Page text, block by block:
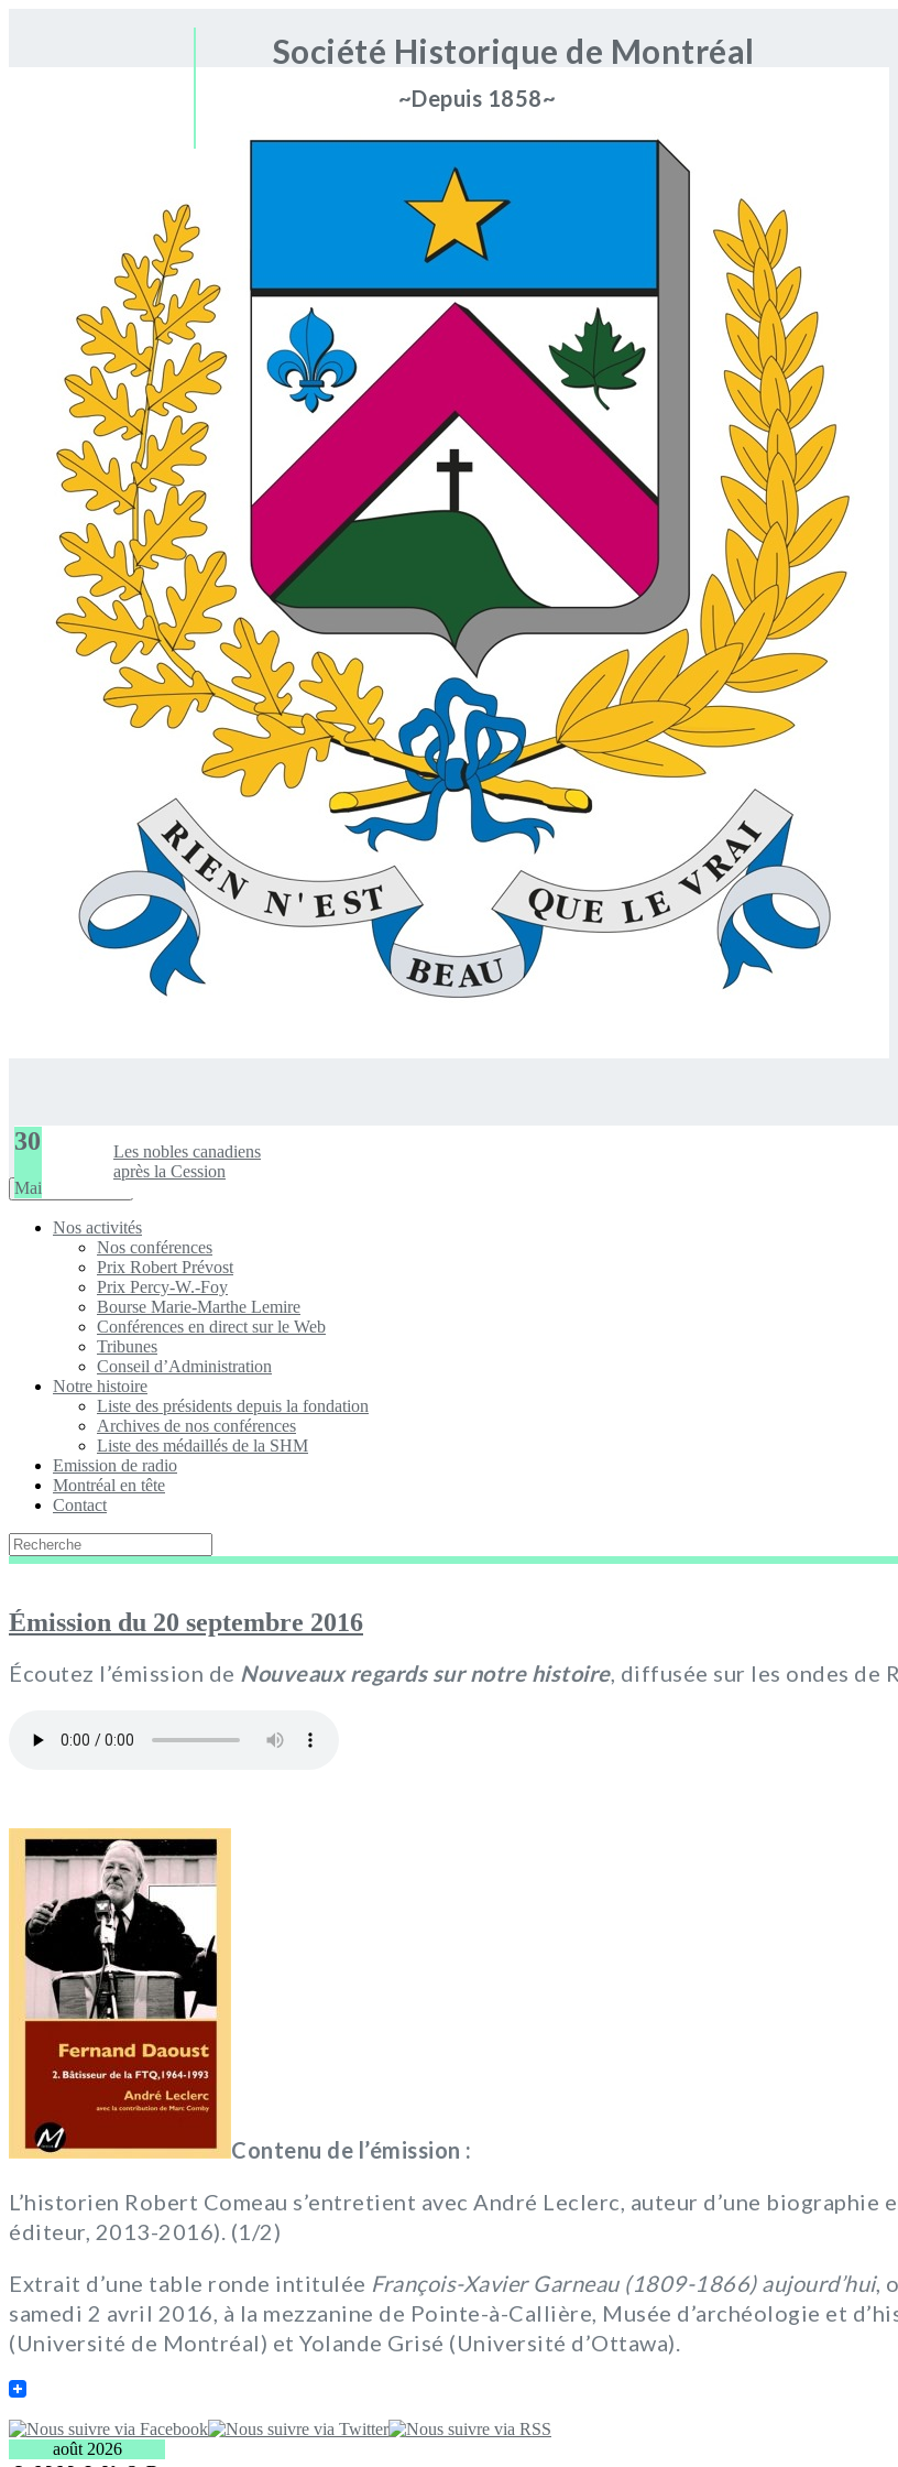
Société Historique de Montréal
~Depuis 1858~
30
Mai
Les nobles canadiens
après la Cession
Toggle
navigation
Navigation Menu
Nos activités
Nos conférences
Prix Robert Prévost
Prix Percy-W.-Foy
Bourse Marie-Marthe Lemire
Conférences en direct sur le Web
Tribunes
Conseil d’Administration
Notre histoire
Liste des présidents depuis la fondation
Archives de nos conférences
Liste des médaillés de la SHM
Emission de radio
Montréal en tête
Contact
Émission du 20 septembre 2016
Écoutez l’émission de Nouveaux regards sur notre histoire, diffusée sur les ondes de
Contenu de l’émission :
L’historien Robert Comeau s’entretient avec André Leclerc, auteur d’une biographie
éditeur, 2013-2016). (1/2)
Extrait d’une table ronde intitulée François-Xavier Garneau (1809-1866) aujourd’hui,
samedi 2 avril 2016, à la mezzanine de Pointe-à-Callière, Musée d’archéologie et
(Université de Montréal) et Yolande Grisé (Université d’Ottawa).
août 2026